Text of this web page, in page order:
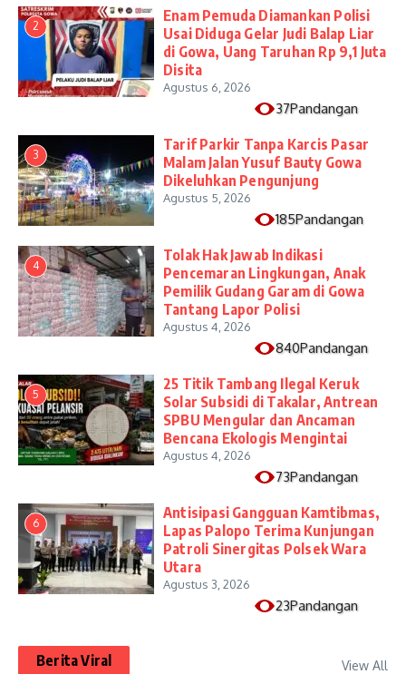
2
Enam Pemuda Diamankan Polisi
Usai Diduga Gelar Judi Balap Liar
di Gowa, Uang Taruhan Rp 9,1 Juta
Disita
Agustus 6, 2026
37Pandangan
3
Tarif Parkir Tanpa Karcis Pasar
Malam Jalan Yusuf Bauty Gowa
Dikeluhkan Pengunjung
Agustus 5, 2026
185Pandangan
4
Tolak Hak Jawab Indikasi
Pencemaran Lingkungan, Anak
Pemilik Gudang Garam di Gowa
Tantang Lapor Polisi
Agustus 4, 2026
840Pandangan
5
25 Titik Tambang Ilegal Keruk
Solar Subsidi di Takalar, Antrean
SPBU Mengular dan Ancaman
Bencana Ekologis Mengintai
Agustus 4, 2026
73Pandangan
6
Antisipasi Gangguan Kamtibmas,
Lapas Palopo Terima Kunjungan
Patroli Sinergitas Polsek Wara
Utara
Agustus 3, 2026
23Pandangan
Berita Viral View All